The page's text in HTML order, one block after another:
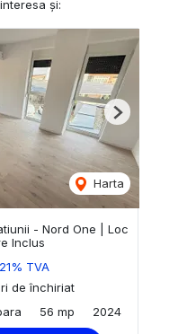
și:
Harta
Next
- Nord One | Loc
Inclus
TVA
de închiriat
56 mp 2024